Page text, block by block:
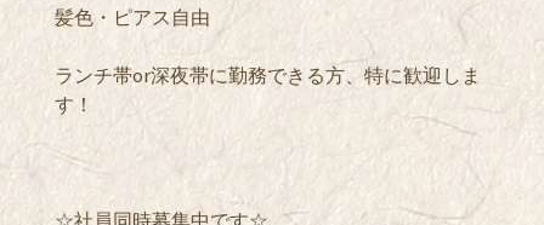
髪色・ピアス自由
ランチ帯or深夜帯に勤務できる方、特に歓迎しま
す！